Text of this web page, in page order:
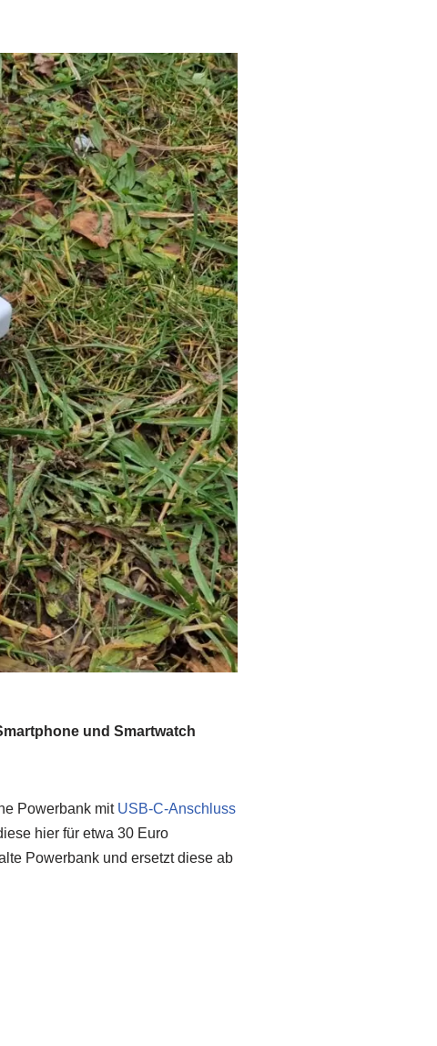
und Smartwatch
Powerbank mit USB-C-Anschluss
hier für etwa 30 Euro
Powerbank und ersetzt diese ab